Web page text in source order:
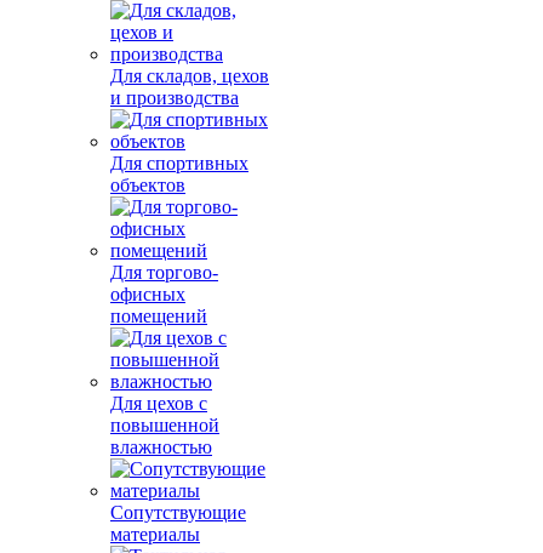
Для складов, цехов
и производства
Для спортивных
объектов
Для торгово-
офисных
помещений
Для цехов с
повышенной
влажностью
Сопутствующие
материалы